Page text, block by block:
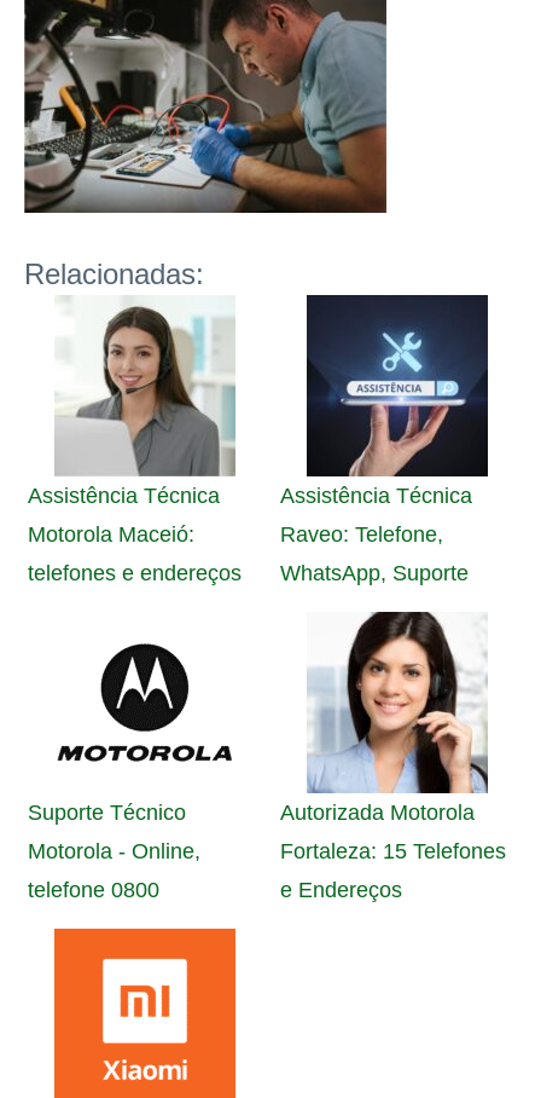
Relacionadas:
Assistência Técnica
Motorola Maceió:
telefones e endereços
Assistência Técnica
Raveo: Telefone,
WhatsApp, Suporte
Suporte Técnico
Motorola - Online,
telefone 0800
Autorizada Motorola
Fortaleza: 15 Telefones
e Endereços